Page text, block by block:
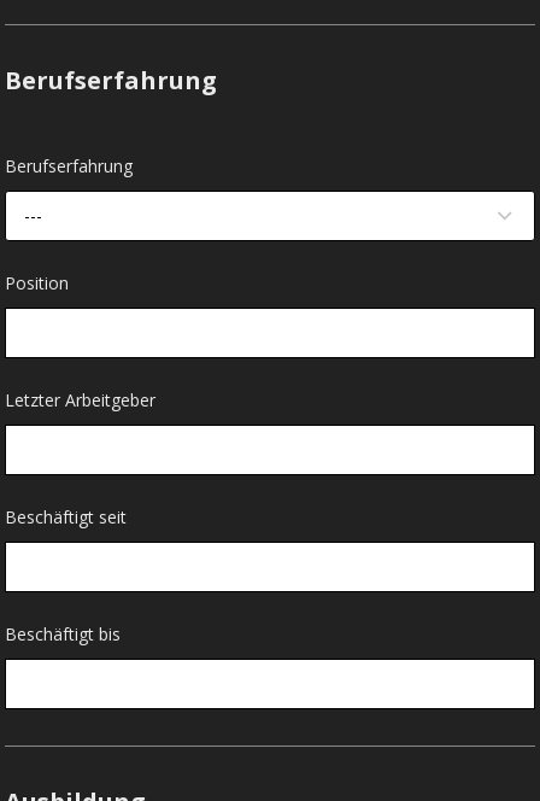
Berufserfahrung
Berufserfahrung
---
Position
Letzter Arbeitgeber
Beschäftigt seit
Beschäftigt bis